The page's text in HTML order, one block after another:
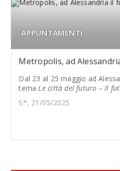
APPUNTAMENTI
Metropolis, ad
Dal 23 al 25 maggio ad
temaLe città del futuro – Il
S*, 21/05/2025